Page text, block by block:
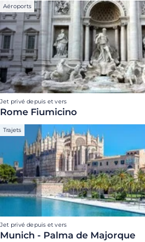
Aéroports
Jet privé depuis et vers
Rome Fiumicino
Trajets
Jet privé depuis et vers
Munich - Palma de Majorque